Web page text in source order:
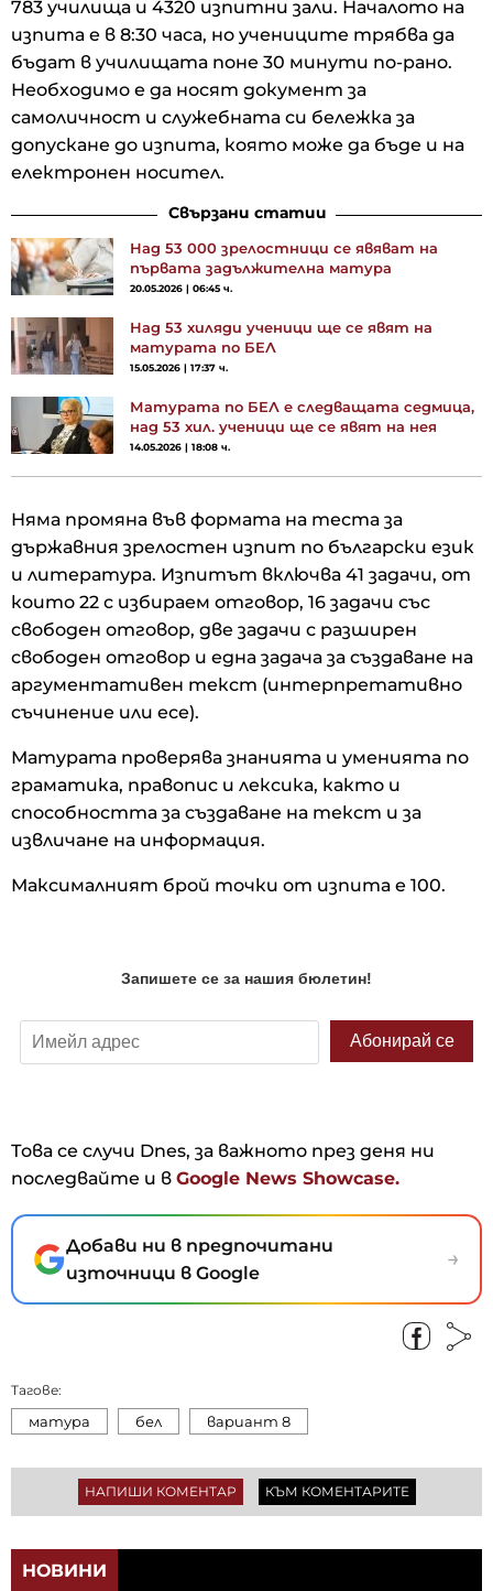
783 училища и 4320 изпитни зали. Началото на
изпита е в 8:30 часа, но учениците трябва да
бъдат в училищата поне 30 минути по-рано.
Необходимо е да носят документ за
самоличност и служебната си бележка за
допускане до изпита, която може да бъде и на
електронен носител.
Свързани статии
Над 53 000 зрелостници се явяват на
първата задължителна матура
20.05.2026 | 06:45 ч.
Над 53 хиляди ученици ще се явят на
матурата по БЕЛ
15.05.2026 | 17:37 ч.
Матурата по БЕЛ е следващата седмица,
над 53 хил. ученици ще се явят на нея
14.05.2026 | 18:08 ч.
Няма промяна във формата на теста за
държавния зрелостен изпит по български език
и литература. Изпитът включва 41 задачи, от
които 22 с избираем отговор, 16 задачи със
свободен отговор, две задачи с разширен
свободен отговор и една задача за създаване на
аргументативен текст (интерпретативно
съчинение или есе).
Матурата проверява знанията и уменията по
граматика, правопис и лексика, както и
способността за създаване на текст и за
извличане на информация.
Максималният брой точки от изпита е 100.
Това се случи Dnes, за важното през деня ни
последвайте и в Google News Showcase.
Добави ни в предпочитани
източници в Google
→
Тагове:
матура бел вариант 8
НАПИШИ КОМЕНТАР КЪМ КОМЕНТАРИТЕ
НОВИНИ